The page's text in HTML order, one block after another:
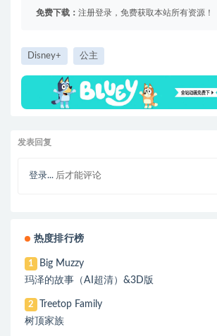
免费下载： 注册登录，免费获取本站所有资源！
Disney+ 公主
发表回复
登录... 后才能评论
热度排行榜
1
Big Muzzy
玛泽的故事（AI超清）&3D版
2
Treetop Family
树顶家族